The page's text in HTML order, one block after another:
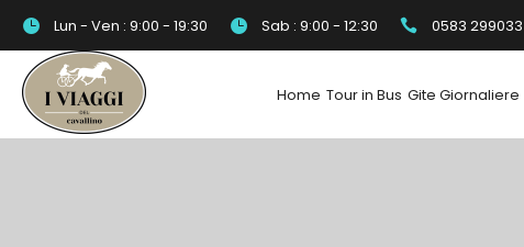
Lun - Ven : 9:00 - 19:30 Sab : 9:00 - 12:30 0583 299033
Home Tour in Bus Gite Giornaliere